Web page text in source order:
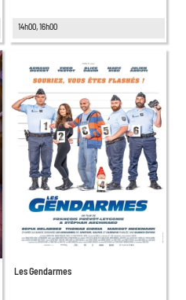
14h00, 16h00
Les Gendarmes